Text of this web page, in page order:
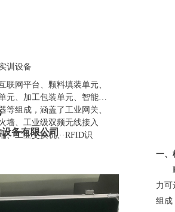
训设备
联网平台、颗料填装单元、
元、加工包装单元、智能物
等组成，涵盖了工业网关、
墙、工业级双频无线接入
、工业交换机、RFID识
备有限公司
意、暴力损坏)
一、
力可
组成